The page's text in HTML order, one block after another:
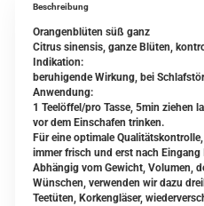
Beschreibung
Orangenblüten süß ganz
Citrus sinensis, ganze Blüten,
Indikation:
beruhigende Wirkung, bei
Anwendung:
1 Teelöffel/pro Tasse, 5min ziehen
vor dem Einschafen trinken.
Für eine optimale
immer frisch und erst nach
Abhängig vom Gewicht, Volumen,
Wünschen, verwenden wir dazu
Teetüten, Korkengläser,